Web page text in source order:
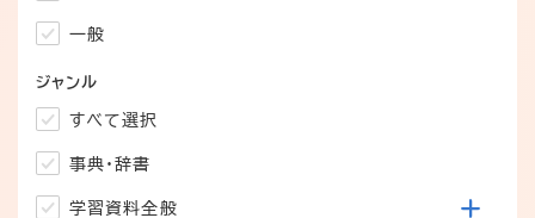
一般
ジャンル
すべて選択
事典・辞書
学習資料全般